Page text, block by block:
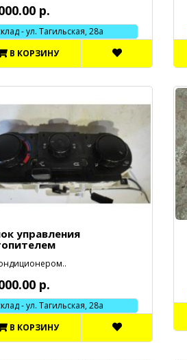
р.
- ул. Тагильская, 28а
В КОРЗИНУ
управления
р.
- ул. Тагильская, 28а
В КОРЗИНУ